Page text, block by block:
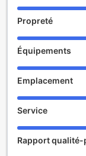
chauffage, et
les plus
d'activités durant
séjours sont
tout souci, est
Propreté
Équipements
Emplacement
Service
Rapport